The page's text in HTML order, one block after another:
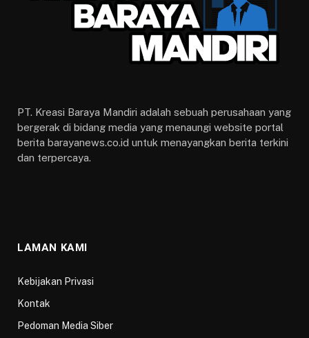
PT. Kreasi Baraya Mandiri adalah sebuah perusahaan yang
bergerak di bidang media yang menaungi website portal
berita barayanews.co.id untuk menayangkan berita terkini
dan terpercaya.
LAMAN KAMI
Kebijakan Privasi
Kontak
Pedoman Media Siber